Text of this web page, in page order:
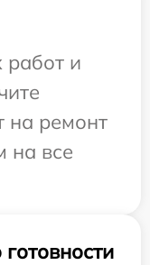
работ и
на ремонт
на все